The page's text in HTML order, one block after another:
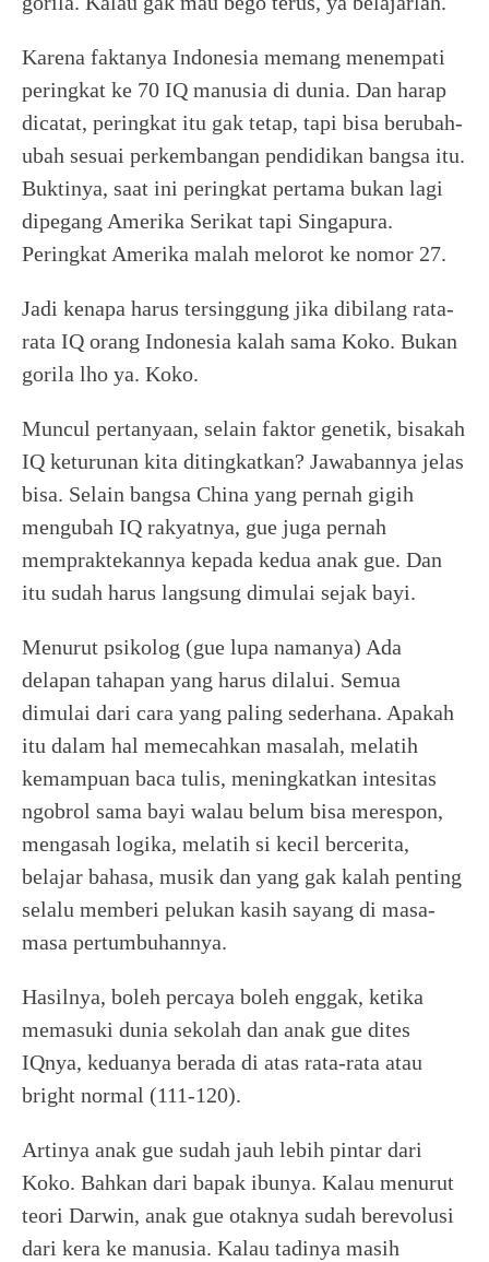
Karena faktanya Indonesia memang menempati
peringkat ke 70 IQ manusia di dunia. Dan harap
dicatat, peringkat itu gak tetap, tapi bisa berubah-
ubah sesuai perkembangan pendidikan bangsa itu.
Buktinya, saat ini peringkat pertama bukan lagi
dipegang Amerika Serikat tapi Singapura.
Peringkat Amerika malah melorot ke nomor 27.
Jadi kenapa harus tersinggung jika dibilang rata-
rata IQ orang Indonesia kalah sama Koko. Bukan
gorila lho ya. Koko.
Muncul pertanyaan, selain faktor genetik, bisakah
IQ keturunan kita ditingkatkan? Jawabannya jelas
bisa. Selain bangsa China yang pernah gigih
mengubah IQ rakyatnya, gue juga pernah
mempraktekannya kepada kedua anak gue. Dan
itu sudah harus langsung dimulai sejak bayi.
Menurut psikolog (gue lupa namanya) Ada
delapan tahapan yang harus dilalui. Semua
dimulai dari cara yang paling sederhana. Apakah
itu dalam hal memecahkan masalah, melatih
kemampuan baca tulis, meningkatkan intesitas
ngobrol sama bayi walau belum bisa merespon,
mengasah logika, melatih si kecil bercerita,
belajar bahasa, musik dan yang gak kalah penting
selalu memberi pelukan kasih sayang di masa-
masa pertumbuhannya.
Hasilnya, boleh percaya boleh enggak, ketika
memasuki dunia sekolah dan anak gue dites
IQnya, keduanya berada di atas rata-rata atau
bright normal (111-120).
Artinya anak gue sudah jauh lebih pintar dari
Koko. Bahkan dari bapak ibunya. Kalau menurut
teori Darwin, anak gue otaknya sudah berevolusi
dari kera ke manusia. Kalau tadinya masih